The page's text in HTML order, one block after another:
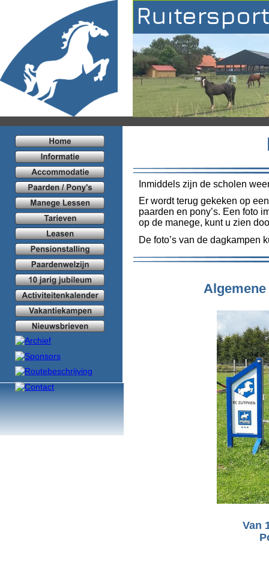
Van
Inmiddels zijn de scholen
Er wordt terug gekeken op
paarden en pony’s. Een foto
op de manege, kunt u zien
De foto’s van de dagkampen